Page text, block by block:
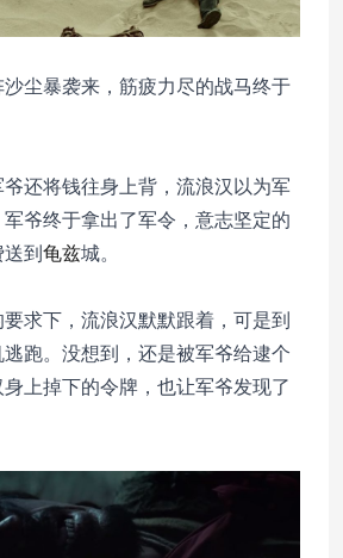
尘暴袭来，筋疲力尽的战马终于
还将钱往身上背，流浪汉以为军
爷终于拿出了军令，意志坚定的
到 龟兹城。
求下，流浪汉默默跟着，可是到
跑。没想到，还是被军爷给逮个
上掉下的令牌，也让军爷发现了